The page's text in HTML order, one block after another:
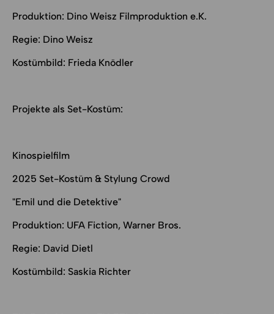
Produktion: Dino Weisz Filmproduktion e.K.
Regie: Dino Weisz
Kostümbild: Frieda Knödler
Projekte als Set-Kostüm:
Kinospielfilm
2025 Set-Kostüm & Stylung Crowd
"Emil und die Detektive"
Produktion: UFA Fiction, Warner Bros.
Regie: David Dietl
Kostümbild: Saskia Richter